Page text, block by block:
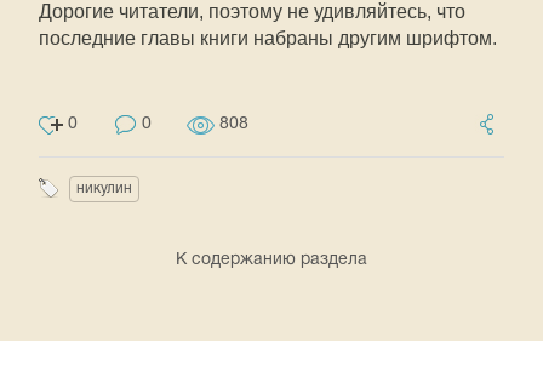
Дорогие читатели, поэтому не удивляйтесь, что
последние главы книги набраны другим шрифтом.
0 0 808
никулин
К содержанию раздела